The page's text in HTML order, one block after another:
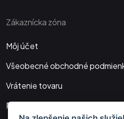
Zákaznícka zóna
Môj účet
Všeobecné obchodné
Vrátenie tovaru
Platba a doprava